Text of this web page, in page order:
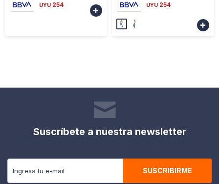
UYU 254

UYU 254

Suscríbete a nuestra newsletter
SUSCRIBIRME